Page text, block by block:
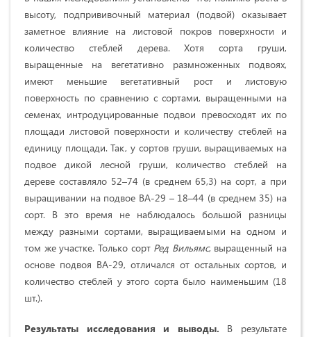
высоту, подпрививочный материал (подвой) оказывает
заметное влияние на листовой покров поверхности и
количество стеблей дерева. Хотя сорта груши,
выращенные на вегетативно размноженных подвоях,
имеют меньшие вегетативный рост и листовую
поверхность по сравнению с сортами, выращенными на
семенах, интродуцированные подвои превосходят их по
площади листовой поверхности и количеству стеблей на
единицу площади. Так, у сортов груши, выращиваемых на
подвое дикой лесной груши, количество стеблей на
дереве составляло 52–74 (в среднем 65,3) на сорт, а при
выращивании на подвое ВА-29 – 18–44 (в среднем 35) на
сорт. В это время не наблюдалось большой разницы
между разными сортами, выращиваемыми на одном и
том же участке. Только сорт Ред Вильямс, выращенный на
основе подвоя ВА-29, отличался от остальных сортов, и
количество стеблей у этого сорта было наименьшим (18
шт.).
Результаты исследования и выводы. В результате